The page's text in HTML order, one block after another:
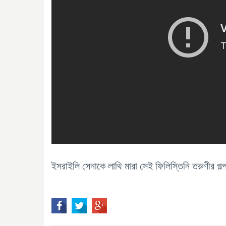
ইসরাইলি সেনাকে লাথি মারা সেই ফিলিস্তিনি তরুণীর